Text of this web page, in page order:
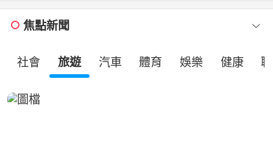
焦點新聞
社會 旅遊 汽車 體育 娛樂 健康